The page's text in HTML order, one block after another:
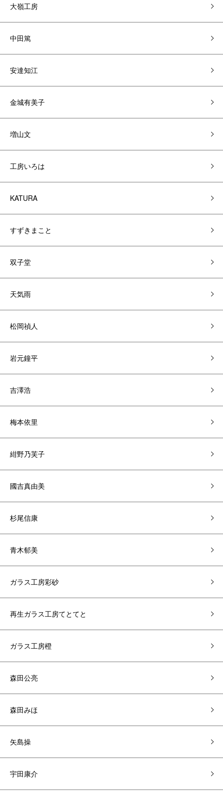
大嶺工房
中田篤
安達知江
金城有美子
増山文
工房いろは
KATURA
すずきまこと
双子堂
天気雨
松岡禎人
岩元鐘平
吉澤浩
梅本依里
紺野乃芙子
國吉真由美
杉尾信康
青木郁美
ガラス工房彩砂
再生ガラス工房てとてと
ガラス工房橙
森田公亮
森田みほ
矢島操
宇田康介